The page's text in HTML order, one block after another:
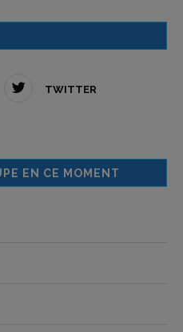
TWITTER
EN CE MOMENT